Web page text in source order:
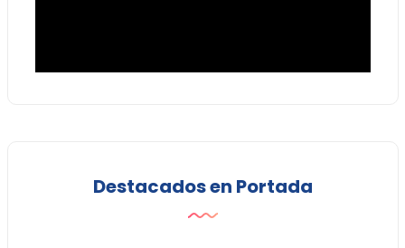
Destacados en Portada